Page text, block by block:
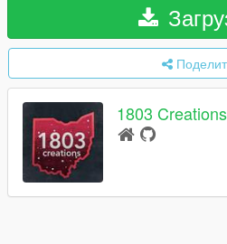
1803 Creations